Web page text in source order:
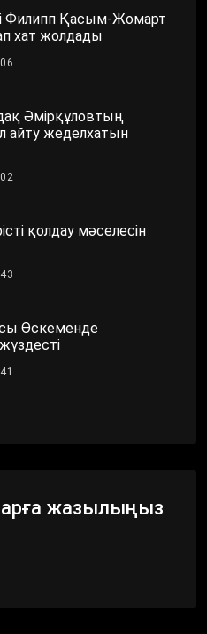
Филипп Қасым-Жомарт
хат жолдады
Әмірқұловтың
айту жеделхатын
қолдау мәселесін
Өскеменде
жазылыңыз